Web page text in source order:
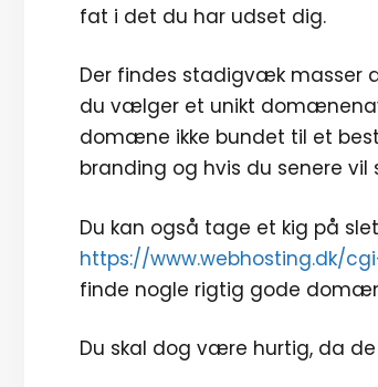
fat i det du har udset dig.
Der findes stadigvæk masser
du vælger et unikt
domæne ikke bundet til et
branding og hvis du senere
Du kan også tage et kig på
https://www.webhosting.dk/
finde nogle rigtig gode
Du skal dog være hurtig, da